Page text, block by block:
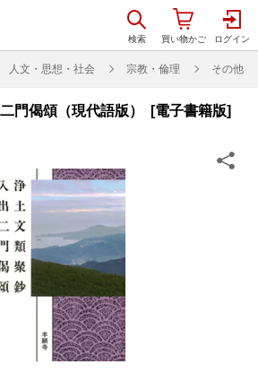
人文・思想・社会 宗教・倫理 その他
門偈頌（現代語版） [電子書籍版]